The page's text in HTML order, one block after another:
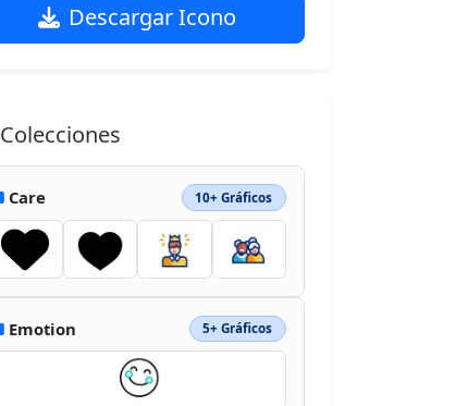
Descargar Icono
Colecciones
Care 10+ Gráficos
Emotion 5+ Gráficos